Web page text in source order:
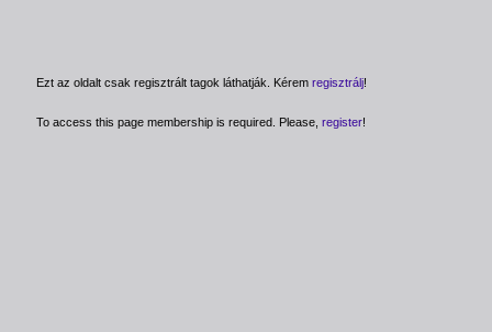
Ezt az oldalt csak regisztrált tagok láthatják. Kérem regisztrálj!
To access this page membership is required. Please, register!